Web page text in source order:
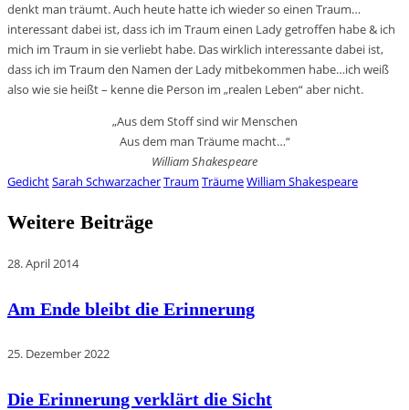
denkt man träumt. Auch heute hatte ich wieder so einen Traum…
interessant dabei ist, dass ich im Traum einen Lady getroffen habe & ich
mich im Traum in sie verliebt habe. Das wirklich interessante dabei ist,
dass ich im Traum den Namen der Lady mitbekommen habe…ich weiß
also wie sie heißt – kenne die Person im „realen Leben“ aber nicht.
„Aus dem Stoff sind wir Menschen
Aus dem man Träume macht…“
William Shakespeare
GedichtSarah SchwarzacherTraum TräumeWilliam Shakespeare
Weitere Beiträge
28. April 2014
Am Ende bleibt die Erinnerung
25. Dezember 2022
Die Erinnerung verklärt die Sicht